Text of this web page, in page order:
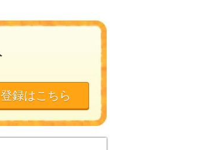
登録はこちら